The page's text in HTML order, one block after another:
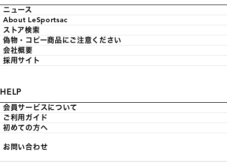
ニュース
About LeSportsac
ストア検索
偽物・コピー商品にご注意ください
会社概要
採用サイト
HELP
会員サービスについて
ご利用ガイド
初めての方へ
お問い合わせ